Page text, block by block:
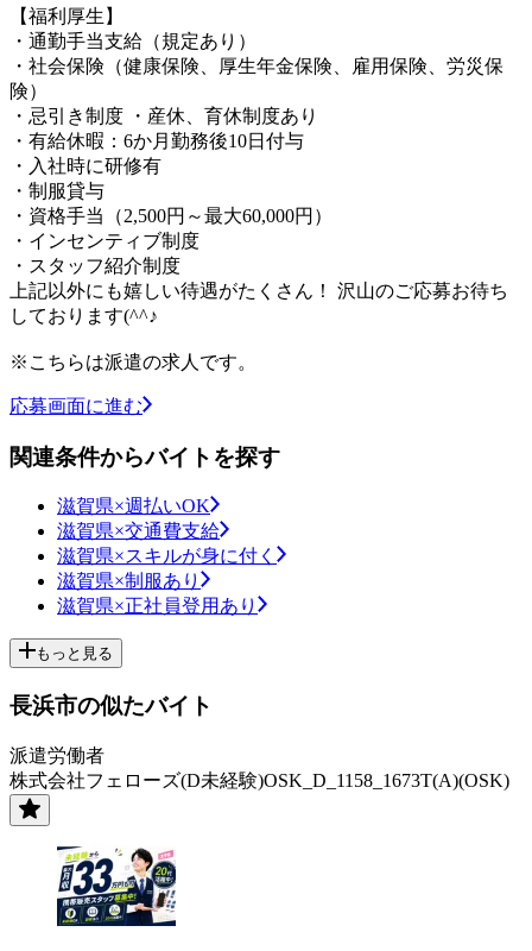
【福利厚生】
・通勤手当支給（規定あり）
・社会保険（健康保険、厚生年金保険、雇用保険、労災保
険）
・忌引き制度 ・産休、育休制度あり
・有給休暇：6か月勤務後10日付与
・入社時に研修有
・制服貸与
・資格手当（2,500円～最大60,000円）
・インセンティブ制度
・スタッフ紹介制度
上記以外にも嬉しい待遇がたくさん！ 沢山のご応募お待ち
しております(^^♪
※こちらは派遣の求人です。
応募画面に進む
関連条件からバイトを探す
滋賀県×週払いOK
滋賀県×交通費支給
滋賀県×スキルが身に付く
滋賀県×制服あり
滋賀県×正社員登用あり
もっと見る
長浜市の似たバイト
派遣労働者
株式会社フェローズ(D未経験)OSK_D_1158_1673T(A)(OSK)